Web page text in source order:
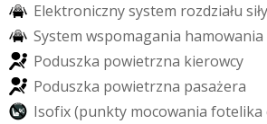
Elektronicznysystem rozdziału siły
System wspomagania hamowania
Poduszka powietrzna kierowcy
Poduszka powietrzna pasażera
Isofix(punkty mocowania fotelika